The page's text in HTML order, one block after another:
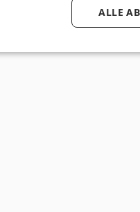
ALLE